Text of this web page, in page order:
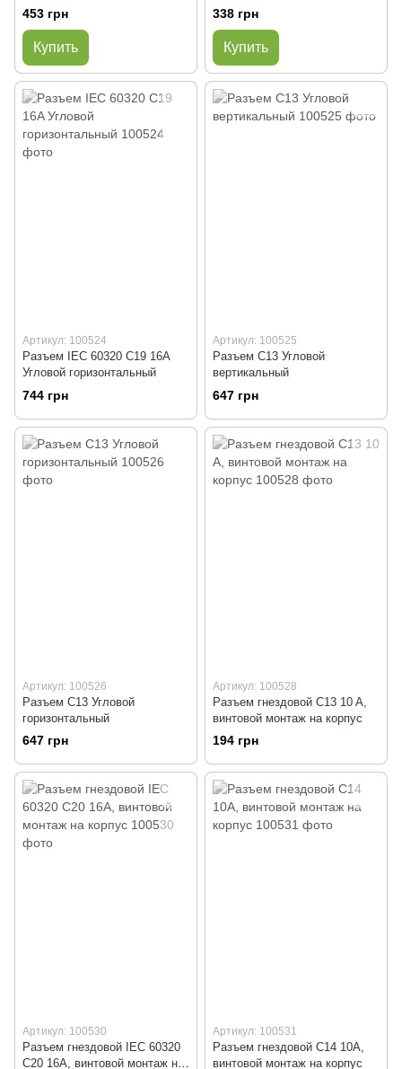
453 грн
Купить
корпус
338 грн
Купить
Артикул: 100524
Разъем IEC 60320 C19 16A
Угловой горизонтальный
744 грн
Артикул: 100525
Разъем С13 Угловой
вертикальный
647 грн
Артикул: 100526
Разъем С13 Угловой
горизонтальный
647 грн
Артикул: 100528
Разъем гнездовой C13 10 A,
винтовой монтаж на корпус
194 грн
Артикул: 100530
Разъем гнездовой IEC 60320
C20 16А, винтовой монтаж на
Артикул: 100531
Разъем гнездовой C14 10А,
винтовой монтаж на корпус